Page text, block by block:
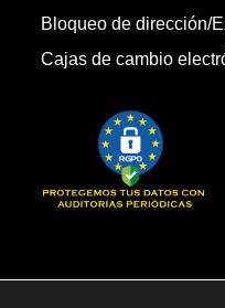
Bloqueo de dirección/
Cajas de cambio
Copyright © 2026